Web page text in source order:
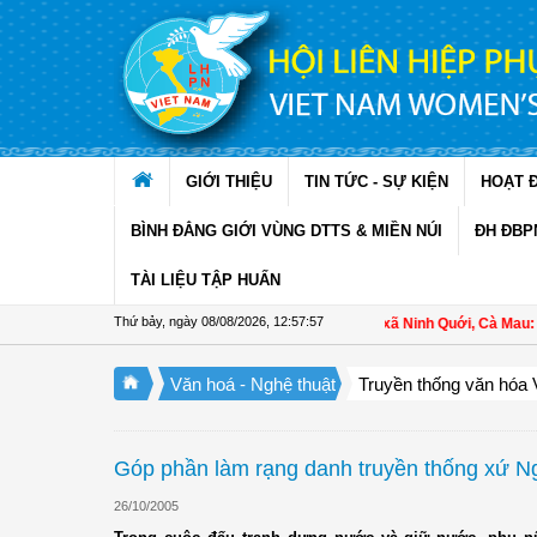
Truy cập nội dung luôn
GIỚI THIỆU TIN TỨC - SỰ KIỆN HOẠT
BÌNH ĐẲNG GIỚI VÙNG DTTS & MIỀN NÚI ĐH
TÀI LIỆU TẬP HUẤN
Thứ bảy, ngày 08/08/2026 12:57:58
Hội LHPN xã Ninh Quới, Cà Mau:
Văn hoá - Nghệ thuật Truyền thống văn hóa
Góp phần làm rạng danh truyền thống xứ
26/10/2005